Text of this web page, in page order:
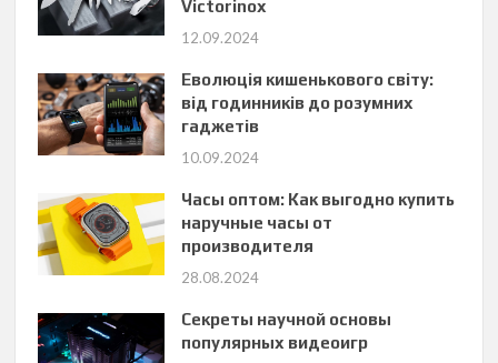
Victorinox
12.09.2024
Еволюція кишенькового світу:
від годинників до розумних
гаджетів
10.09.2024
Часы оптом: Как выгодно купить
наручные часы от
производителя
28.08.2024
Секреты научной основы
популярных видеоигр